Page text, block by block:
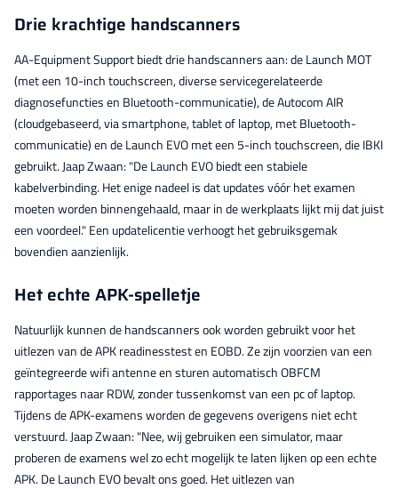
Drie krachtige handscanners
AA-Equipment Support biedt drie handscanners aan: de Launch MOT
(met een 10-inch touchscreen, diverse servicegerelateerde
diagnosefuncties en Bluetooth-communicatie), de Autocom AIR
(cloudgebaseerd, via smartphone, tablet of laptop, met Bluetooth-
communicatie) en de Launch EVO met een 5-inch touchscreen, die IBKI
gebruikt. Jaap Zwaan: "De Launch EVO biedt een stabiele
kabelverbinding. Het enige nadeel is dat updates vóór het examen
moeten worden binnengehaald, maar in de werkplaats lijkt mij dat juist
een voordeel." Een updatelicentie verhoogt het gebruiksgemak
bovendien aanzienlijk.
Het echte APK-spelletje
Natuurlijk kunnen de handscanners ook worden gebruikt voor het
uitlezen van de APK readinesstest en EOBD. Ze zijn voorzien van een
geïntegreerde wifi antenne en sturen automatisch OBFCM
rapportages naar RDW, zonder tussenkomst van een pc of laptop.
Tijdens de APK-examens worden de gegevens overigens niet echt
verstuurd. Jaap Zwaan: "Nee, wij gebruiken een simulator, maar
proberen de examens wel zo echt mogelijk te laten lijken op een echte
APK. De Launch EVO bevalt ons goed. Het uitlezen van